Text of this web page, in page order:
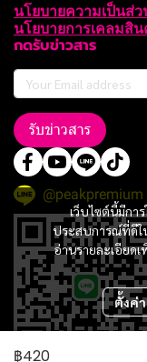
฿420
เว็บไซต์นี้มีกา
ประสบการณ์ที่ดีใ
อ่านรายละเอียดเ
ตั้งค่
นโยบายความเป็นส่
นโยบายการเคลมสิ
กดรับข่าวสาร
รับข่าวสาร
@peakpremium